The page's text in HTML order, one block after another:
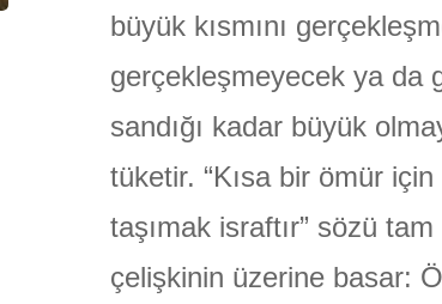
Taşımak
İsraftır
büyük kısmını
gerçekleşmeyecek ya da
sandığı kadar büyük
tüketir. “Kısa bir ömür
taşımak israftır” sözü
çelişkinin üzerine basar: